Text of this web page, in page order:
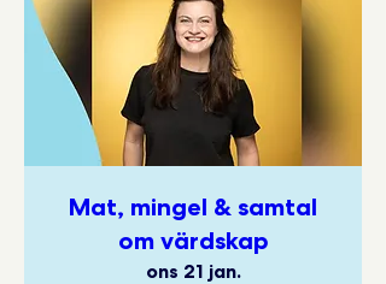
Mat, mingel & samtal
om värdskap
ons 21 jan.